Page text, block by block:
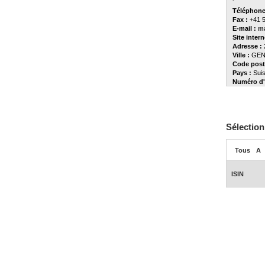
Fax : +41
E-mail :
Site
Adresse :
Ville :
Code
Pays :
Numéro
Tous A
ISIN